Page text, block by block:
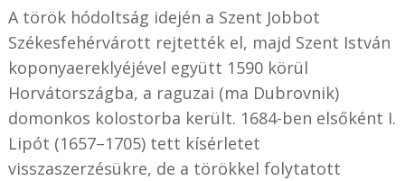
A török hódoltság idején a Szent Jobbot
Székesfehérvárott rejtették el, majd Szent István
koponyaereklyéjével együtt 1590 körül
Horvátországba, a raguzai (ma Dubrovnik)
domonkos kolostorba került. 1684-ben elsőként I.
Lipót (1657–1705) tett kísérletet
visszaszerzésükre, de a törökkel folytatott